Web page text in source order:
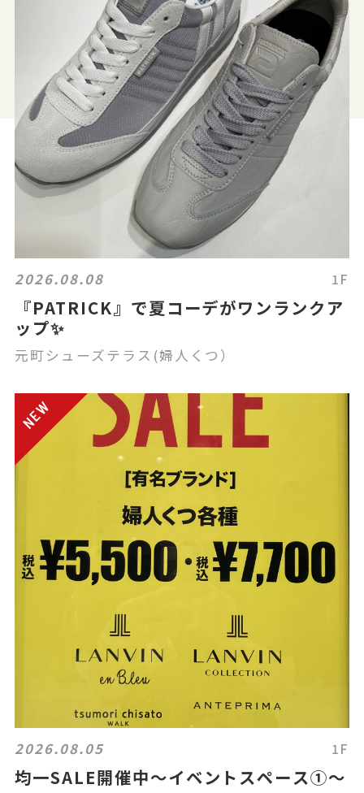
2026.08.08 1F
『PATRICK』で夏コーデがワンランクア
ップ✨
元町シューズテラス(婦人くつ）
2026.08.05 1F
均一SALE開催中〜イベントスペース①〜